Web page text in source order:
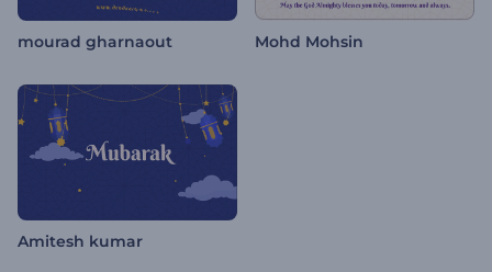
mourad gharnaout Mohd Mohsin
Amitesh kumar